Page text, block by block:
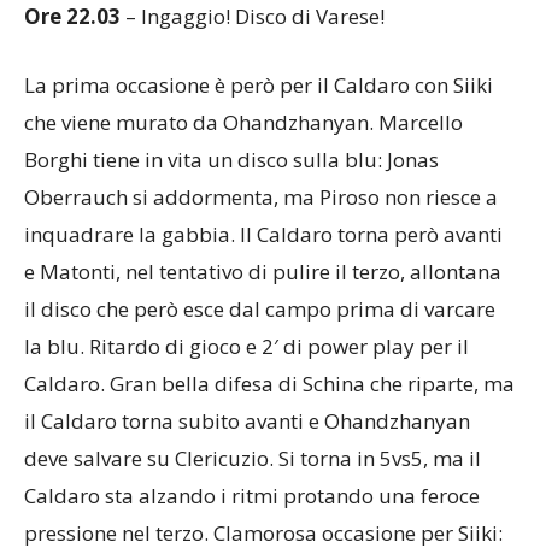
Ore 22.03 – Ingaggio! Disco di Varese!
La prima occasione è però per il Caldaro con Siiki
che viene murato da Ohandzhanyan. Marcello
Borghi tiene in vita un disco sulla blu: Jonas
Oberrauch si addormenta, ma Piroso non riesce a
inquadrare la gabbia. Il Caldaro torna però avanti
e Matonti, nel tentativo di pulire il terzo, allontana
il disco che però esce dal campo prima di varcare
la blu. Ritardo di gioco e 2′ di power play per il
Caldaro. Gran bella difesa di Schina che riparte, ma
il Caldaro torna subito avanti e Ohandzhanyan
deve salvare su Clericuzio. Si torna in 5vs5, ma il
Caldaro sta alzando i ritmi protando una feroce
pressione nel terzo. Clamorosa occasione per Siiki: